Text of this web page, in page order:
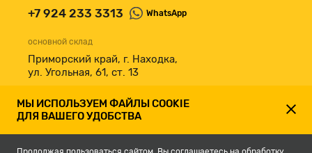
+7 924 233 3313
WhatsApp
основной склад
Приморский край, г. Находка,
ул. Угольная, 61, ст. 13
принимаем к оплате
МЫ ИСПОЛЬЗУЕМ ФАЙЛЫ COOKIE
ДЛЯ ВАШЕГО УДОБСТВА